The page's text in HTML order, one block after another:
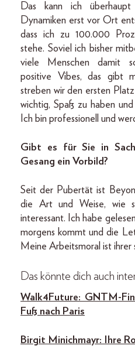
Das kann ich
Dynamiken erst vor Ort
dass ich zu 100.000
stehe. Soviel ich bisher
viele Menschen damit
positive Vibes, das gibt
streben wir den ersten
wichtig, Spaß zu haben
Ich bin professionell und
Gibt es für Sie in
Gesang ein Vorbild?
Seit der Pubertät ist
die Art und Weise, wie
interessant. Ich habe
morgens kommt und die
Meine Arbeitsmoral ist ihrer
Das könnte dich auch
Walk4Future: GNTM-
Fuß nach Paris
Birgit Minichmayr: Ihre